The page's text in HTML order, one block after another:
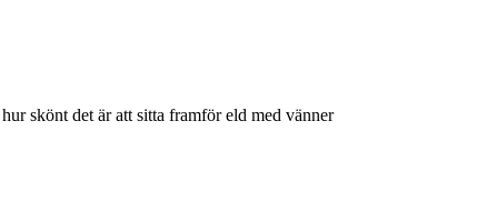
skönt det är att sitta framför eld med vänner